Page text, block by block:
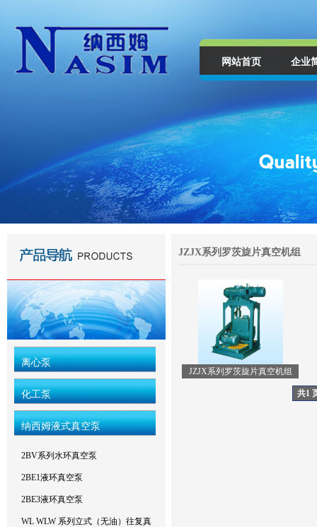
网站首页 企业
离心泵
化工泵
纳西姆液式真空泵
2BV系列水环真空泵
2BE1液环真空泵
2BE3液环真空泵
WL WLW 系列立式（无油）往复真
JZJX系列罗茨旋片真空机组
JZJX系列罗茨旋片真空机组
共1